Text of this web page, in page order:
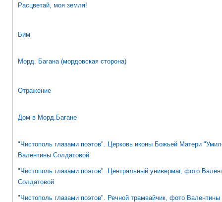
Расцветай, моя земля!
Бим
Морд. Багана (мордовская сторона)
Отражение
Дом в Морд.Багане
"Чистополь глазами поэтов". Церковь иконы Божьей Матери
Валентины Солдатовой
"Чистополь глазами поэтов". Центральный универмаг, фото
Солдатовой
"Чистополь глазами поэтов". Речной трамвайчик, фото Валентины